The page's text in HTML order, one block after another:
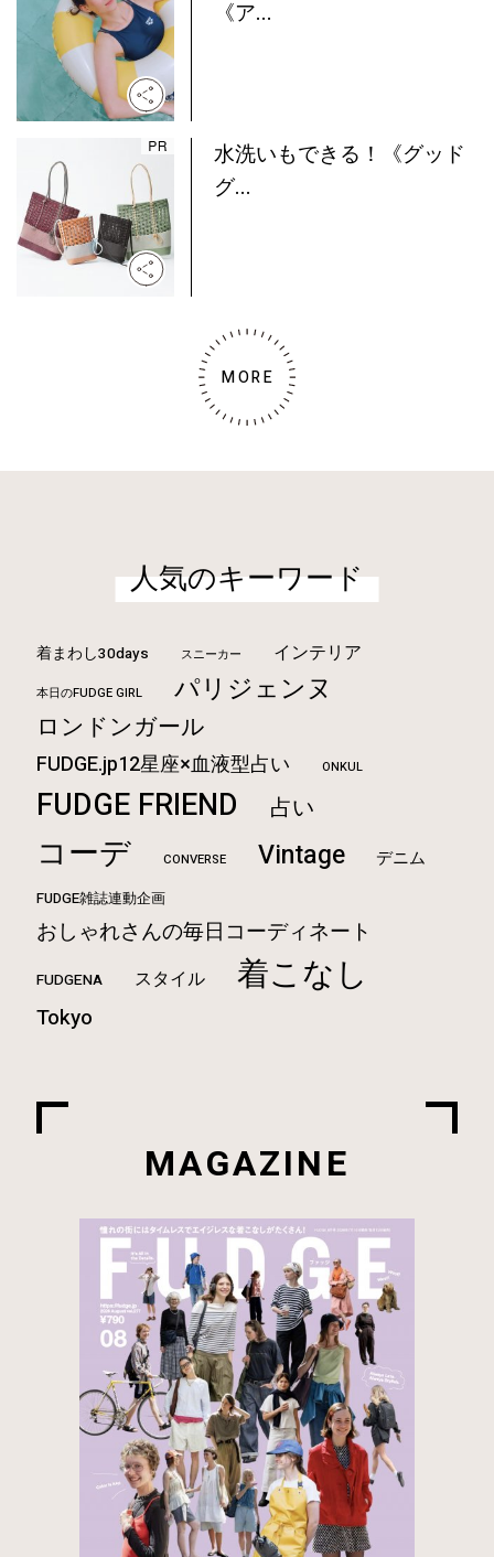
《ア...
水洗いもできる！《グッド
グ...
MORE
人気のキーワード
着まわし30days スニーカー インテリア
本日のFUDGE GIRL パリジェンヌ
ロンドンガール
FUDGE.jp12星座×血液型占い ONKUL
FUDGE FRIEND 占い
コーデ CONVERSE Vintage デニム
FUDGE雑誌連動企画
おしゃれさんの毎日コーディネート
FUDGENA スタイル 着こなし
Tokyo
MAGAZINE